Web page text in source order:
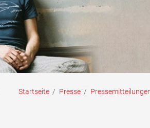
Startseite / Presse /